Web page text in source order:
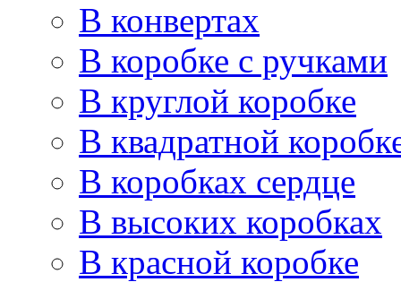
В конвертах
В коробке с ручками
В круглой коробке
В квадратной
В коробках сердце
В высоких коробках
В красной коробке